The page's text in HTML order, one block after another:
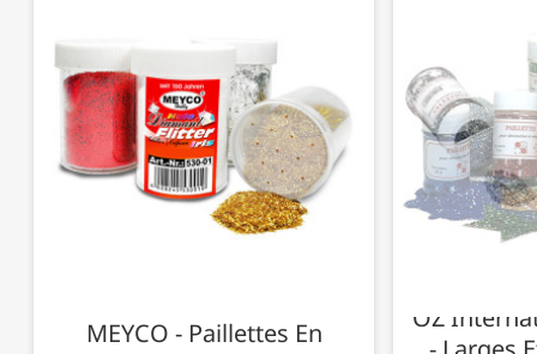
MEYCO - Paillettes En
OZ